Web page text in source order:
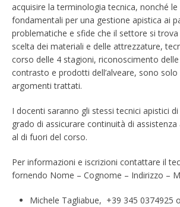
acquisire la terminologia tecnica, nonché le
fondamentali per una gestione apistica ai
problematiche e sfide che il settore si
scelta dei materiali e delle attrezzature,
corso delle 4 stagioni, riconoscimento
contrasto e prodotti dell’alveare, sono solo
argomenti trattati.
I docenti saranno gli stessi tecnici apistici
grado di assicurare continuità di
al di fuori del corso.
Per informazioni e iscrizioni contattare il
fornendo Nome – Cognome – Indirizzo –
Michele Tagliabue, +39 345 0374925